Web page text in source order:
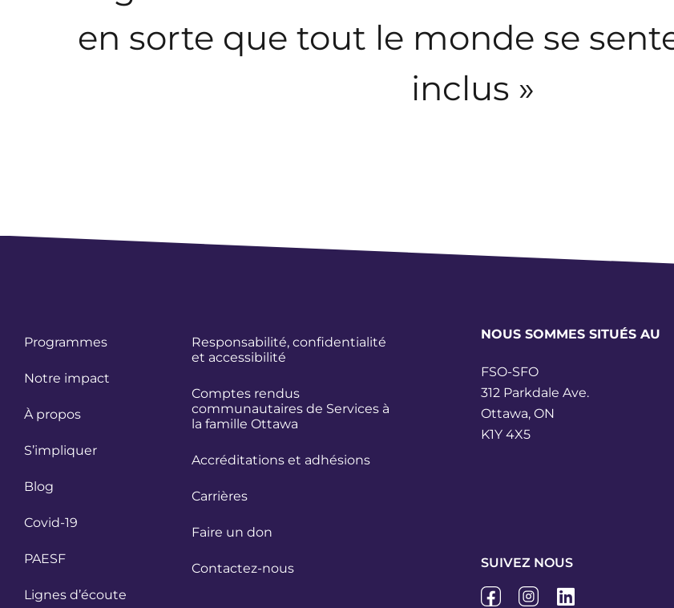
en sorte que tout le monde se
inclus »
Programmes
Notre impact
À propos
S’impliquer
Blog
Covid-19
PAESF
Lignes d’écoute
Responsabilité, confidentialité
et accessibilité
Comptes rendus
communautaires de Services à
la famille Ottawa
Accréditations et adhésions
Carrières
Faire un don
Contactez-nous
NOUS SOMMES SITUÉS AU
FSO-SFO
312 Parkdale Ave.
Ottawa, ON
K1Y 4X5
SUIVEZ NOUS